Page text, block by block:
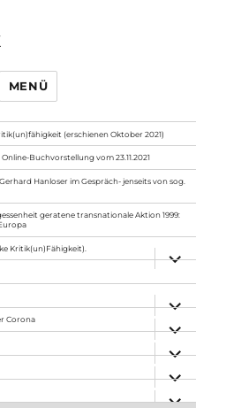
MENÜ
(erschienen Oktober 2021)
Buchvorstellung vom 23.11.2021
Hanloser im Gespräch- jenseits von sog.
geratene transnationale Aktion 1999:
Kritik(un)Fähigkeit).
anzeigen
anzeigen
Corona
anzeigen
anzeigen
anzeigen